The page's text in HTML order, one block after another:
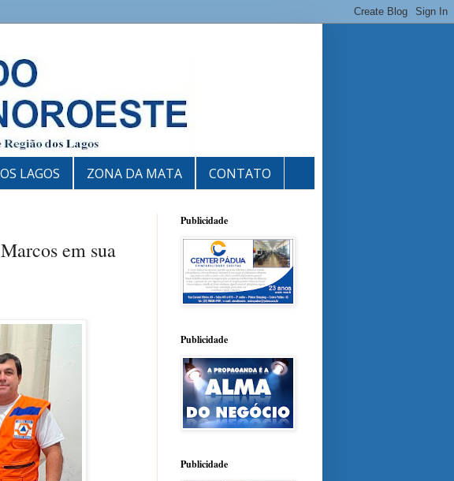
LAGOS ZONA DA MATA CONTATO
em sua
Publicidade
Publicidade
Publicidade